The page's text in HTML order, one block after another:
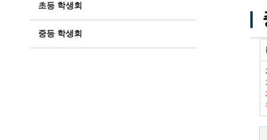
초등 학생회
중등 학생회